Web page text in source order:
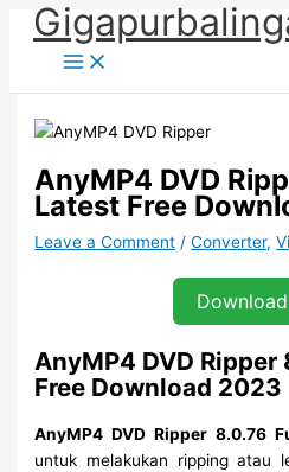
Skip
content
AnyMP4 DVD
Latest Free
Leave a Comment /Converter,
AnyMP4 DVD
Free Download 2023
AnyMP4 DVD Ripper 8.0.76
untuk melakukan ripping atau